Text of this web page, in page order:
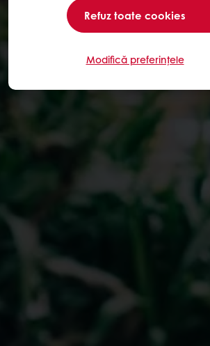
Refuz toate cookies
Modifică preferințele